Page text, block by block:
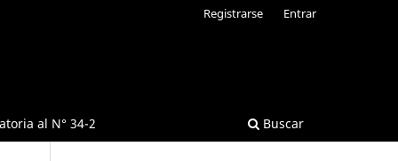
al N° 34-2 Buscar
Registrarse Entrar